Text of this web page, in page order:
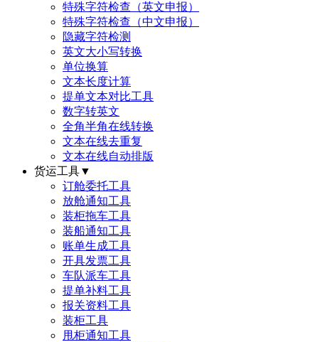
特殊字符检查（英文申报）
特殊字符检查（中文申报）
隐藏字符检测
英文大小写转换
单位换算
文本长度计算
提单文本对比工具
数字转英文
全角半角在线转换
文本在线去重复
文本在线自动排版
货运工具▼
订舱委托工具
放舱通知工具
装柜拖车工具
装船通知工具
账单生成工具
开具发票工具
车队派车工具
提单补料工具
报关资料工具
装柜工具
甩柜通知工具